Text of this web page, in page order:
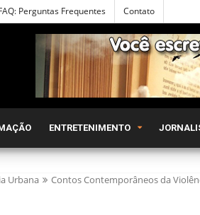
Perguntas Frequentes Contato
ENTRETENIMENTO
Urbana Contos Contemporâneos da